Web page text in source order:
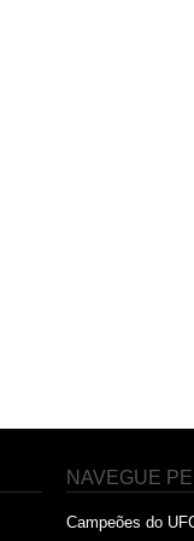
NAVEGUE
Campeões do